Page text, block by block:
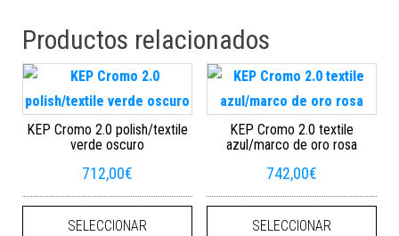
Productos relacionados
KEP Cromo 2.0 polish/textile
verde oscuro
712,00€
SELECCIONAR
Este producto tiene múltiples
KEP Cromo 2.0 textile
azul/marco de oro rosa
742,00€
SELECCIONAR